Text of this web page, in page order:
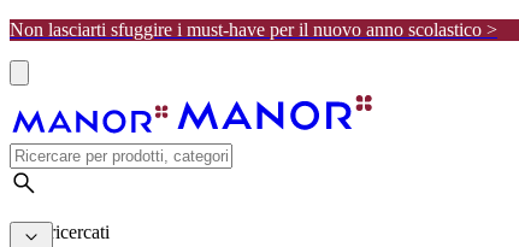
Non lasciarti sfuggire i must-have per il nuovo anno scolastico >
I più ricercati